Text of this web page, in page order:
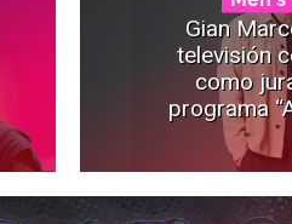
Gian
televisión
como
programa